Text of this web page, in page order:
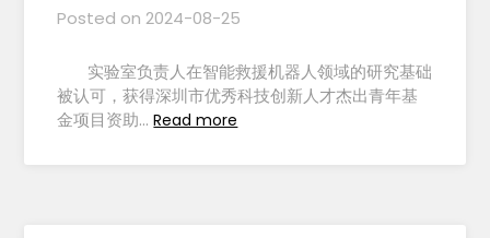
Posted on 2024-08-25
实验室负责人在智能救援机器人领域的研究基础
被认可，获得深圳市优秀科技创新人才杰出青年基
金项目资助… Read more